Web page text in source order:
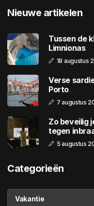
Nieuwe artikelen
Tussen de
Limnionas
18 augustus
Verse
Porto
7 augustus
Zo beveilig
tegen
5 augustus
Categorieën
Vakantie